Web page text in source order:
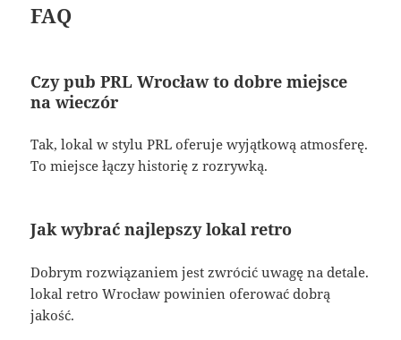
FAQ
Czy pub PRL Wrocław to dobre miejsce
na wieczór
Tak, lokal w stylu PRL oferuje wyjątkową atmosferę.
To miejsce łączy historię z rozrywką.
Jak wybrać najlepszy lokal retro
Dobrym rozwiązaniem jest zwrócić uwagę na detale.
lokal retro Wrocław powinien oferować dobrą
jakość.